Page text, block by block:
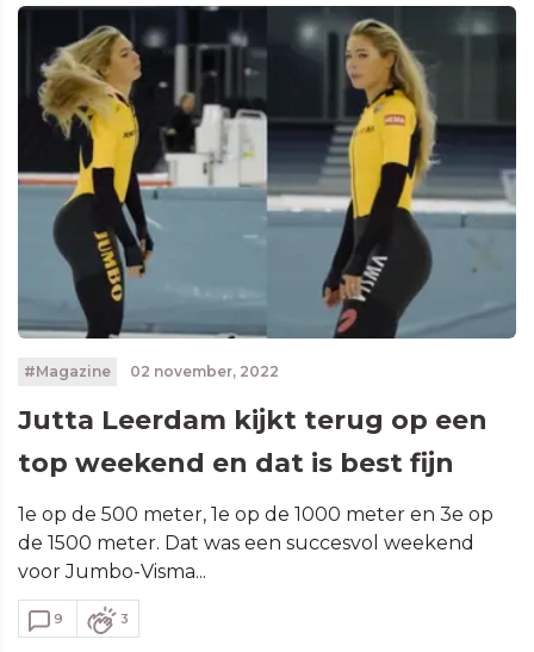
#Magazine 02 november, 2022
Jutta Leerdam kijkt terug op een
top weekend en dat is best fijn
1e op de 500 meter, 1e op de 1000 meter en 3e op
de 1500 meter. Dat was een succesvol weekend
voor Jumbo-Visma...
9 3